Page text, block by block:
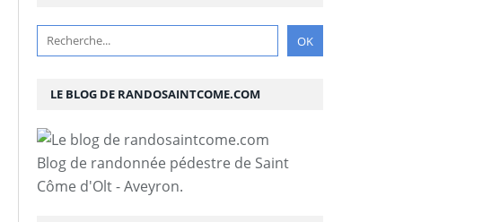
LE BLOG DE RANDOSAINTCOME.COM
Blog de randonnée pédestre de Saint
Côme d'Olt - Aveyron.